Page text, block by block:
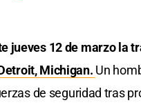
jueves 12 de marzo la
Michigan. Un
de seguridad tras